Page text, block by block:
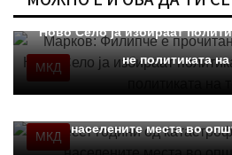
МКД
Марков: Филипче е прочитана
Ново Село ја избираат
не политиката на
МКД
населените места во